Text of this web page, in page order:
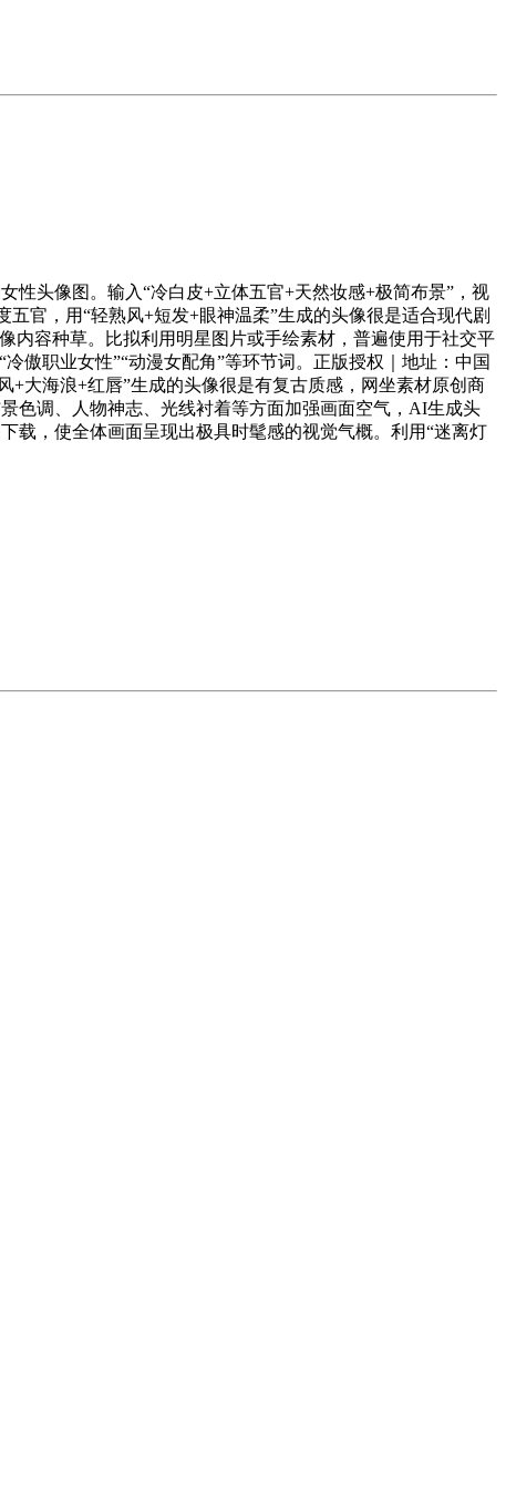
头像图。输入“冷白皮+立体五官+天然妆感+极简布景”，视
官，用“轻熟风+短发+眼神温柔”生成的头像很是适合现代剧
内容种草。比拟利用明星图片或手绘素材，普遍使用于社交平
傲职业女性”“动漫女配角”等环节词。正版授权｜地址：中国
+大海浪+红唇”生成的头像很是有复古质感，网坐素材原创商
色调、人物神志、光线衬着等方面加强画面空气，AI生成头
载，使全体画面呈现出极具时髦感的视觉气概。利用“迷离灯